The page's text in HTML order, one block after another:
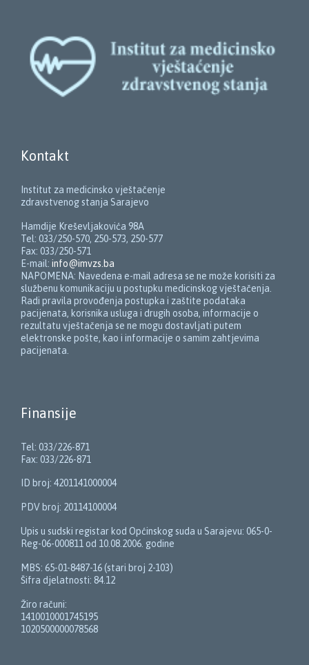
Kontakt
Institut za medicinsko vještačenje
zdravstvenog stanja Sarajevo
Hamdije Kreševljakovića 98A
Tel: 033/250-570, 250-573, 250-577
Fax: 033/250-571
E-mail: info@imvzs.ba
NAPOMENA: Navedena e-mail adresa se ne može korisiti za
službenu komunikaciju u postupku medicinskog vještačenja.
Radi pravila provođenja postupka i zaštite podataka
pacijenata, korisnika usluga i drugih osoba, informacije o
rezultatu vještačenja se ne mogu dostavljati putem
elektronske pošte, kao i informacije o samim zahtjevima
pacijenata.
Finansije
Tel: 033/226-871
Fax: 033/226-871
ID broj: 4201141000004
PDV broj: 20114100004
Upis u sudski registar kod Općinskog suda u Sarajevu: 065-0-
Reg-06-000811 od 10.08.2006. godine
MBS: 65-01-8487-16 (stari broj 2-103)
Šifra djelatnosti: 84.12
Žiro računi:
1410010001745195
1020500000078568